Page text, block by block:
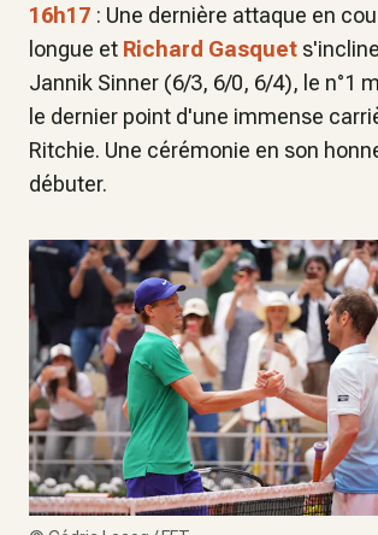
16h17 : Une dernière attaque en
longue et Richard Gasquet
Jannik Sinner (6/3, 6/0, 6/4), le n°1
le dernier point d'une immense
Ritchie. Une cérémonie en son
débuter.